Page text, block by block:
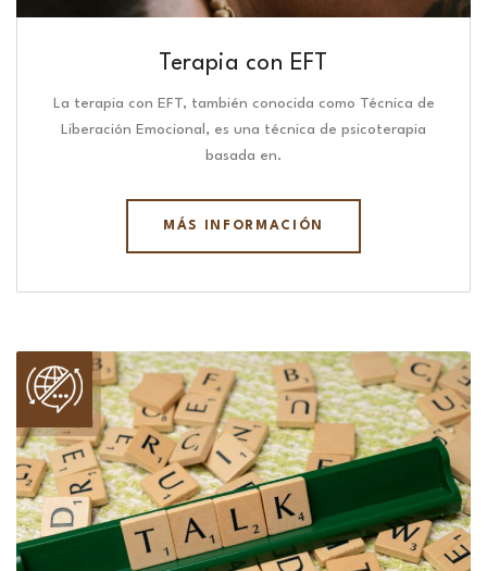
Terapia con EFT
La terapia con EFT, también conocida como Técnica de
Liberación Emocional, es una técnica de psicoterapia
basada en.
MÁS INFORMACIÓN